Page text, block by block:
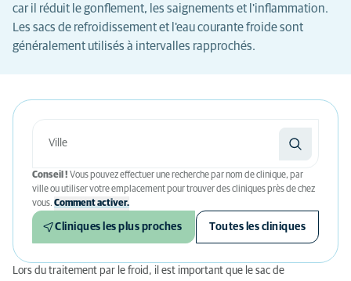
car il réduit le gonflement, les saignements et l'inflammation.
Les sacs de refroidissement et l'eau courante froide sont
généralement utilisés à intervalles rapprochés.
Conseil ! Vous pouvez effectuer une recherche par nom de clinique, par
ville ou utiliser votre emplacement pour trouver des cliniques près de chez
vous. Comment activer.
Cliniques les plus proches Toutes les cliniques
Lors du traitement par le froid, il est important que le sac de